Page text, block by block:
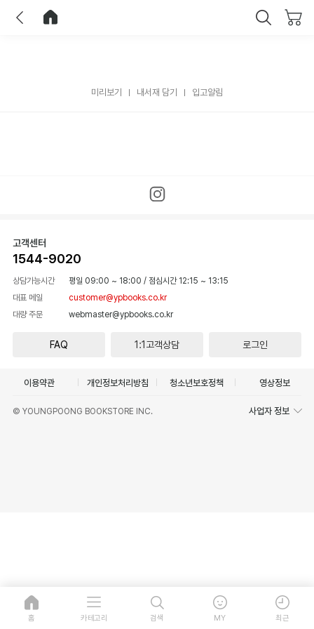
미리보기 내서재 담기 입고알림
고객센터
1544-9020
상담가능시간 평일 09:00 ~ 18:00 / 점심시간 12:15 ~ 13:15
대표 메일
customer@ypbooks.co.kr
대량 주문
webmaster@ypbooks.co.kr
FAQ 1:1고객상담 로그인
이용약관 개인정보처리방침 청소년보호정책 영상정보
© YOUNGPOONG BOOKSTORE INC. 사업자 정보
홈 카테고리 검색 MY 최근